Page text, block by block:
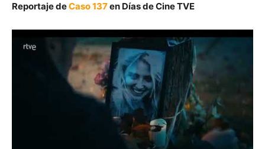
Reportaje deCaso 137en Días de Cine TVE